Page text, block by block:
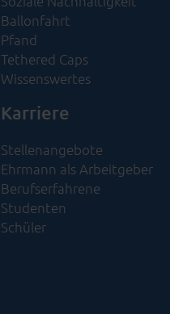
Ballonfahrt
Pfand
Tethered Caps
Wissenswertes
Karriere
Stellenangebote
Ehrmann als Arbeitgeber
Berufserfahrene
Studenten
Schüler